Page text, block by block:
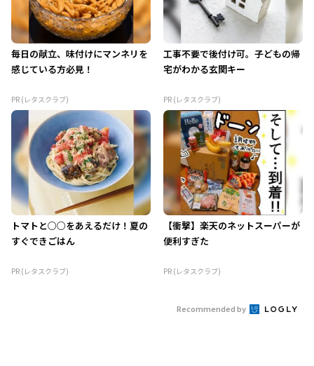
毎日の献立、味付けにマンネリを
感じている方必見！
PR (レタスクラブ)
工事不要で後付け可。子どもの帰
宅がわかる玄関キー
PR (レタスクラブ)
トマトと○○をあえるだけ！夏の
すぐできごはん
PR (レタスクラブ)
【衝撃】楽天のネットスーパーが
便利すぎた
PR (レタスクラブ)
Recommended by